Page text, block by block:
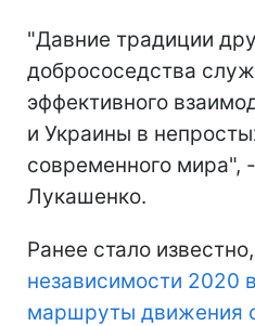
"Давние традиции
добрососедства
эффективного
и Украины в
современного мира",
Лукашенко.
Ранее стало
независимости 2020
маршруты движения